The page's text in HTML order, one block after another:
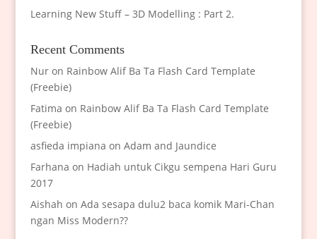
Learning New Stuff – 3D Modelling : Part 2.
Recent Comments
Nuron Rainbow Alif Ba Ta Flash Card Template
(Freebie)
Fatima on Rainbow Alif Ba Ta Flash Card Template
(Freebie)
asfieda impiana on Adam and Jaundice
Farhana on Hadiah untuk Cikgu sempena Hari Guru
2017
Aishah on Ada sesapa dulu2 baca komik Mari-Chan
ngan Miss Modern??